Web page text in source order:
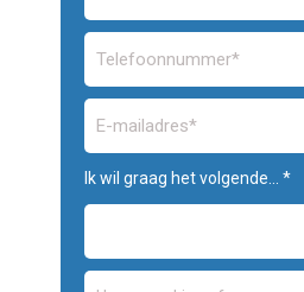
Ik wil graag het volgende... *